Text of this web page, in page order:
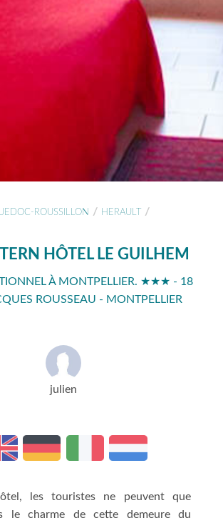
ROUSSILLON / HERAULT /
HÔTEL LE GUILHEM
À MONTPELLIER. ★★★ - 18
ROUSSEAU - MONTPELLIER
julien
les touristes ne peuvent que
le charme de cette demeure du